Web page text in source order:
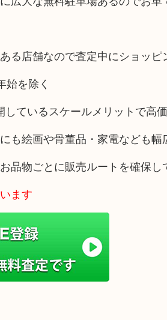
る店舗なので査定中にショッピ
始を除く
ているスケールメリットで高
も絵画や骨董品・家電なども幅
品物ごとに販売ルートを確保し
ます